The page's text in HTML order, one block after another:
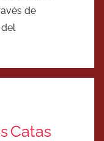
de
Catas